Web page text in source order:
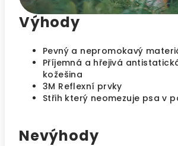
Výhody
Pevný a nepromokavý
Příjemná a hřejivá
kožešina
3M Reflexní prvky
Střih který neomezuje psa v
Nevýhody